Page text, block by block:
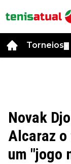
Torneios
Novak
Alcaraz
um "jogo